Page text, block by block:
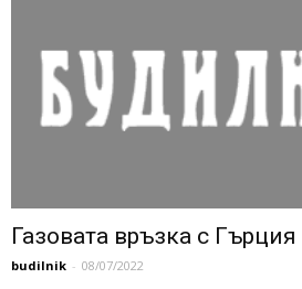
Газовата връзка с Гърция
budilnik - 08/07/2022